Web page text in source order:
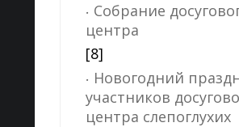
Собрание
центра
[8]
Новогодний
участников
центра слепоглухих